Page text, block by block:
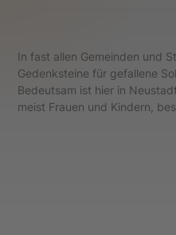
In fast allen Gemeinden und
Gedenksteine für gefallene
Bedeutsam ist hier in
meist Frauen und Kindern,